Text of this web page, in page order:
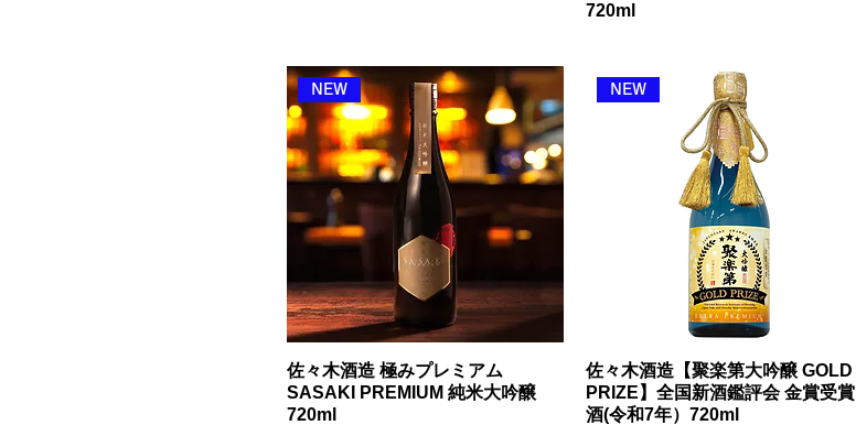
720ml
NEW
佐々木酒造 極みプレミアム
SASAKI PREMIUM 純米大吟醸
720ml
NEW
佐々木酒造【聚楽第大吟醸 GOLD
PRIZE】全国新酒鑑評会 金賞受賞
酒(令和7年）720ml